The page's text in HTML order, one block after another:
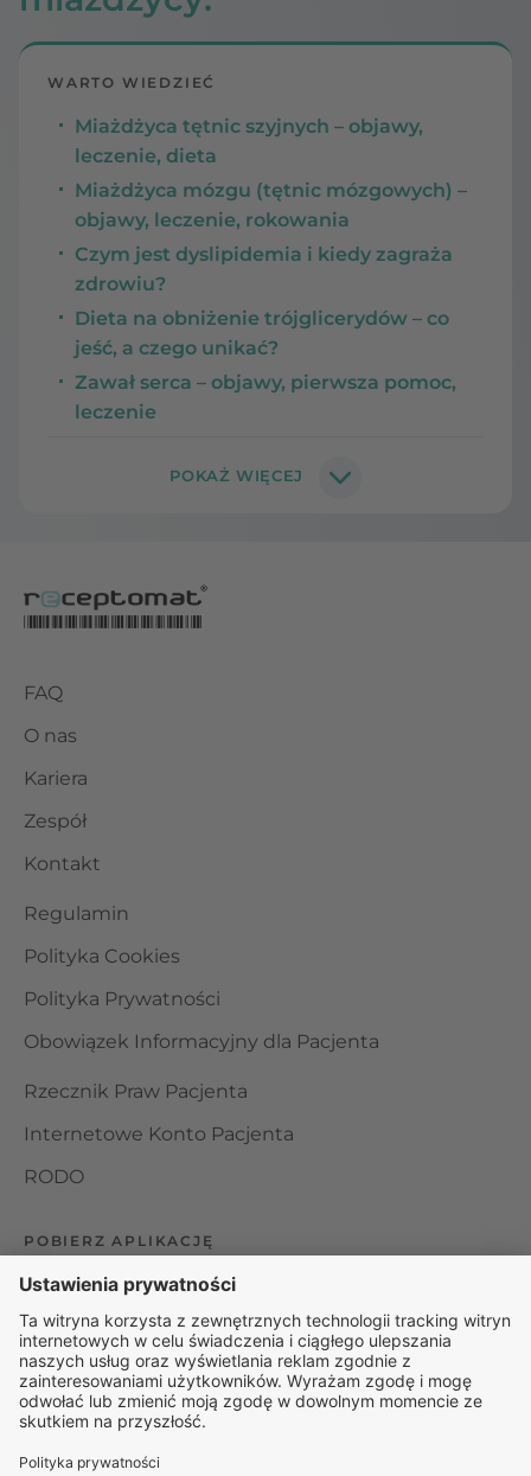
WARTO WIEDZIEĆ
Miażdżyca tętnic szyjnych – objawy,
leczenie, dieta
Miażdżyca mózgu (tętnic mózgowych) –
objawy, leczenie, rokowania
Czym jest dyslipidemia i kiedy zagraża
zdrowiu?
Dieta na obniżenie trójglicerydów – co
jeść, a czego unikać?
Zawał serca – objawy, pierwsza pomoc,
leczenie
FAQ
O nas
Kariera
Zespół
Kontakt
Regulamin
Polityka Cookies
Polityka Prywatności
Obowiązek Informacyjny dla Pacjenta
Rzecznik Praw Pacjenta
Internetowe Konto Pacjenta
RODO
POBIERZ APLIKACJĘ
Organizator udzielania świadczeń telemedycznych jest
podmiotem leczniczym w rozumieniu ustawy z dnia 15
kwietnia 2011 roku o działalności leczniczej, wpisanym do
rejestru podmiotów wykonujących działalność leczniczą pod
numerem: 000000229172.